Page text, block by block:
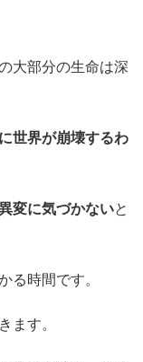
大部分の生命は深
世界が崩壊するわ
変に気づかないと
る時間です。
ます。